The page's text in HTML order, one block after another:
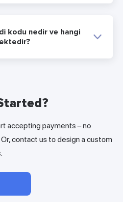
kodu nedir ve hangi
accepting payments – no
contact us to design a custom